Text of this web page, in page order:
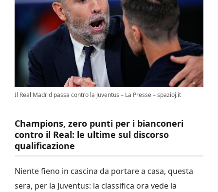
Il Real Madrid passa contro la Juventus – La Presse – spazioj.it
Champions, zero punti per i bianconeri
contro il Real: le ultime sul discorso
qualificazione
Niente fieno in cascina da portare a casa, questa
sera, per la Juventus: la classifica ora vede la